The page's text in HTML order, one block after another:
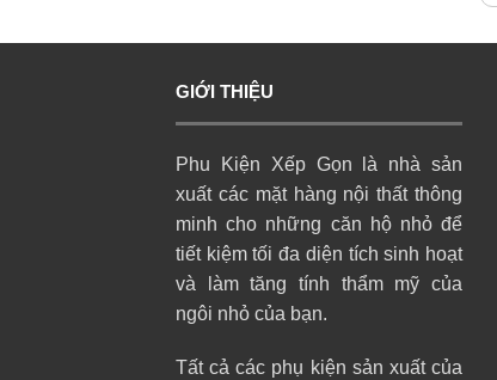
GIỚI THIỆU
Phu Kiện Xếp Gọn là nhà sản
xuất các mặt hàng nội thất thông
minh cho những căn hộ nhỏ để
tiết kiệm tối đa diện tích sinh hoạt
và làm tăng tính thẩm mỹ của
ngôi nhỏ của bạn.
Tất cả các phụ kiện sản xuất của